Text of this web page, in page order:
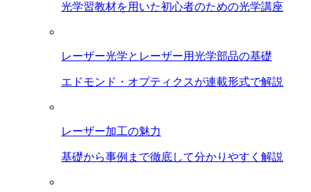
光学習教材を用いた初心者のための光学講座
レーザー光学とレーザー用光学部品の基礎
エドモンド・オプティクスが連載形式で解説
レーザー加工の魅力
基礎から事例まで徹底して分かりやすく解説